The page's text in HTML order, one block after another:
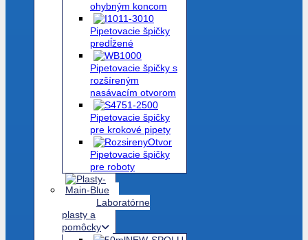
ohybným koncom
Pipetovacie špičky
predĺžené
Pipetovacie špičky s
rozšíreným
nasávacím otvorom
Pipetovacie špičky
pre krokové pipety
Pipetovacie špičky
pre roboty
Laboratórne
plasty a
pomôcky